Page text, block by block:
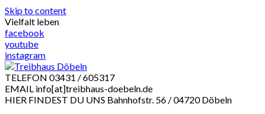
Skip to content
Vielfalt leben
facebook
youtube
instagram
TELEFON 03431 / 605317
EMAIL info[at]treibhaus-doebeln.de
HIER FINDEST DU UNS Bahnhofstr. 56 / 04720 Döbeln